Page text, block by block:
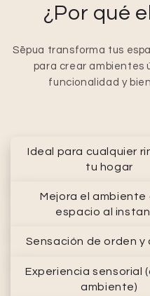
¿Por qué
Sēpua transforma tus
para crear ambientes
funcionalidad y
Ideal para cualquier
tu hogar
Mejora el ambiente
espacio al
Sensación de orden y
Experiencia sensorial
ambiente)